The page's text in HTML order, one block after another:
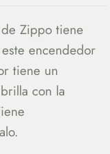
Zippo tiene
encendedor
tiene un
con la